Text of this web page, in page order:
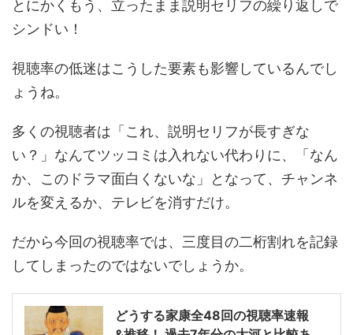
とにかくもう、立ったまま説明セリフの繰り返しで
シンドい！
視聴率の低迷はこうした要素も影響しているんでし
ょうね。
多くの視聴者は「これ、説明セリフが長すぎな
い？」なんてツッコミは入れない代わりに、「なん
か、このドラマ面白くないな」となって、チャンネ
ルを変えるか、テレビを消すだけ。
だから今回の視聴率では、三度目の二桁割れを記録
してしまったのではないでしょうか。
どうする家康全48回の視聴率速報